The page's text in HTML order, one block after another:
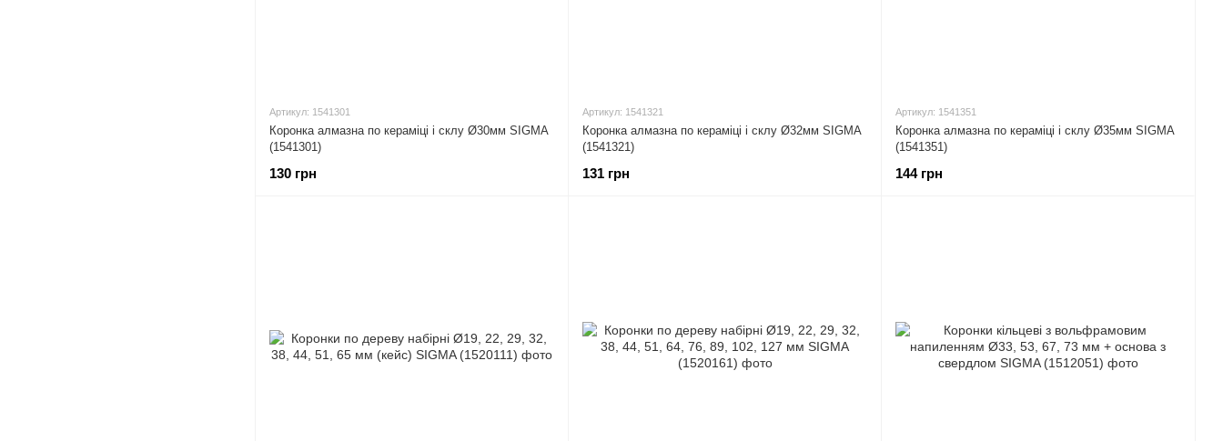
Артикул: 1541301
Коронка алмазна по кераміці і склу Ø30мм SIGMA
(1541301)
130 грн
Артикул: 1541321
Коронка алмазна по кераміці і склу Ø32мм SIGMA
(1541321)
131 грн
Артикул: 1541351
Коронка алмазна по кераміці і склу Ø35мм SIGMA
(1541351)
144 грн